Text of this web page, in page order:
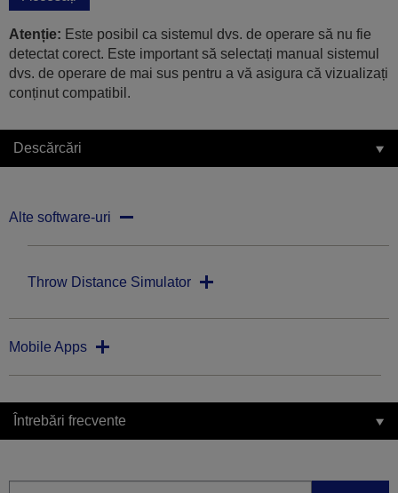
Atenție: Este posibil ca sistemul dvs. de operare să nu fie
detectat corect. Este important să selectați manual sistemul
dvs. de operare de mai sus pentru a vă asigura că vizualizați
conținut compatibil.
Descărcări
Alte software-uri
Throw Distance Simulator
Mobile Apps
Întrebări frecvente